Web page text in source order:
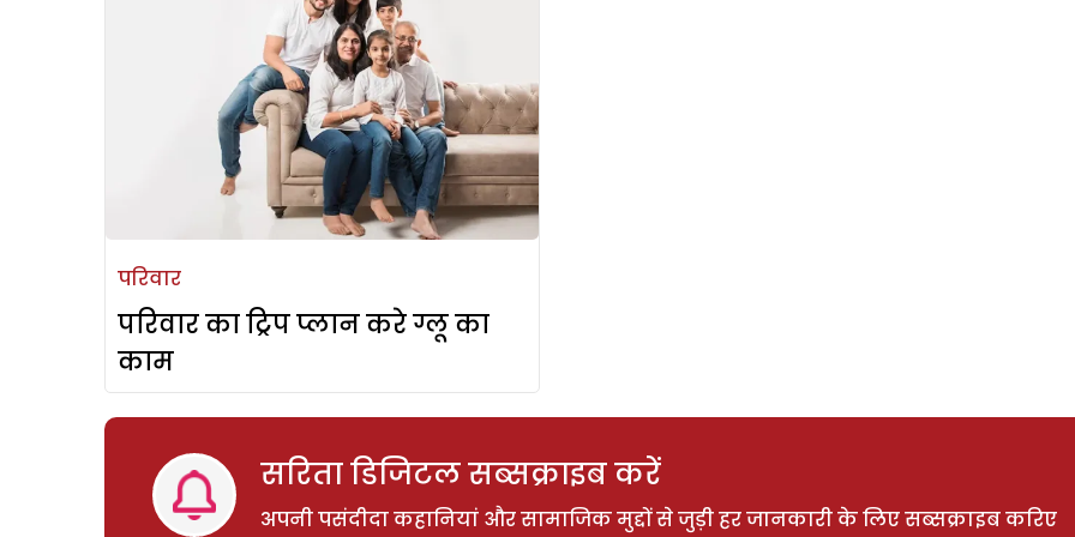
परिवार
परिवार का ट्रिप प्लान करे ग्लू का
काम
सरिता डिजिटल सब्सक्राइब करें
अपनी पसंदीदा कहानियां और सामाजिक मुद्दों से जुड़ी हर जानकारी के लिए सब्सक्राइब करिए